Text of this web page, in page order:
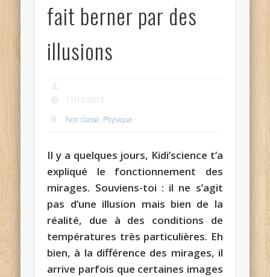
fait berner par des
illusions
11/12/2013
Non classé, Physique
Il y a quelques jours, Kidi’science t’a
expliqué le fonctionnement des
mirages. Souviens-toi : il ne s’agit
pas d’une illusion mais bien de la
réalité, due à des conditions de
températures très particulières. Eh
bien, à la différence des mirages, il
arrive parfois que certaines images